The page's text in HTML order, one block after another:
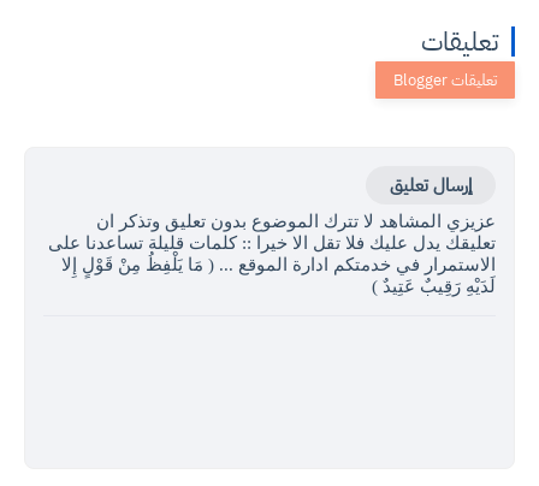
تعليقات
إرسال تعليق
عزيزي المشاهد لا تترك الموضوع بدون تعليق وتذكر ان
تعليقك يدل عليك فلا تقل الا خيرا :: كلمات قليلة تساعدنا على
الاستمرار في خدمتكم ادارة الموقع ... ( مَا يَلْفِظُ مِنْ قَوْلٍ إِلا
لَدَيْهِ رَقِيبٌ عَتِيدٌ )